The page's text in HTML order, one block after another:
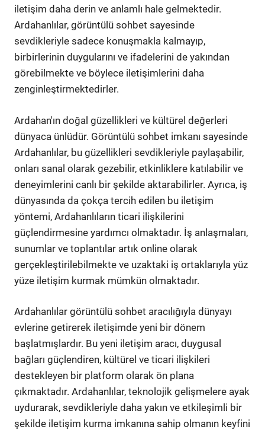
iletişim daha derin ve anlamlı hale gelmektedir.
Ardahanlılar, görüntülü sohbet sayesinde
sevdikleriyle sadece konuşmakla kalmayıp,
birbirlerinin duygularını ve ifadelerini de yakından
görebilmekte ve böylece iletişimlerini daha
zenginleştirmektedirler.
Ardahan'ın doğal güzellikleri ve kültürel değerleri
dünyaca ünlüdür. Görüntülü sohbet imkanı sayesinde
Ardahanlılar, bu güzellikleri sevdikleriyle paylaşabilir,
onları sanal olarak gezebilir, etkinliklere katılabilir ve
deneyimlerini canlı bir şekilde aktarabilirler. Ayrıca, iş
dünyasında da çokça tercih edilen bu iletişim
yöntemi, Ardahanlıların ticari ilişkilerini
güçlendirmesine yardımcı olmaktadır. İş anlaşmaları,
sunumlar ve toplantılar artık online olarak
gerçekleştirilebilmekte ve uzaktaki iş ortaklarıyla yüz
yüze iletişim kurmak mümkün olmaktadır.
Ardahanlılar görüntülü sohbet aracılığıyla dünyayı
evlerine getirerek iletişimde yeni bir dönem
başlatmışlardır. Bu yeni iletişim aracı, duygusal
bağları güçlendiren, kültürel ve ticari ilişkileri
destekleyen bir platform olarak ön plana
çıkmaktadır. Ardahanlılar, teknolojik gelişmelere ayak
uydurarak, sevdikleriyle daha yakın ve etkileşimli bir
şekilde iletişim kurma imkanına sahip olmanın keyfini